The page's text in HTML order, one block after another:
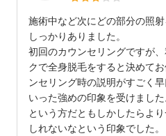
施術中など次にどの部分の照
しっかりありました。
初回のカウンセリングですが
クで全身脱毛をすると決めて
ンセリング時の説明がすごく
いった強めの印象を受けまし
という方だともしかしたらよ
しれないなという印象でした。